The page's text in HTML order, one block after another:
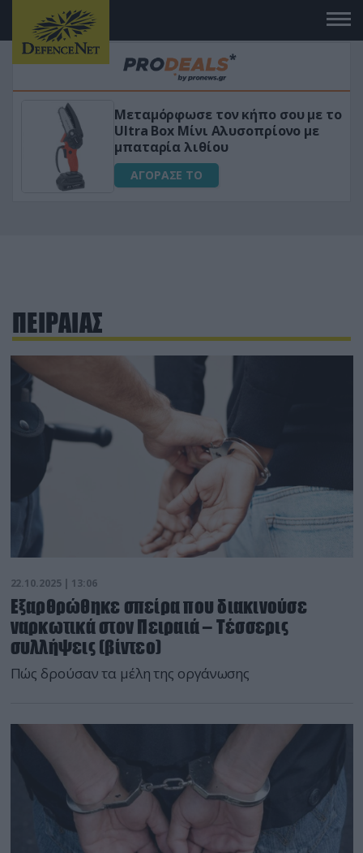
Μεταμόρφωσε τον κήπο σου με το
Ultra Box Μίνι Αλυσοπρίονο με
μπαταρία λιθίου
ΑΓΟΡΑΣΕ ΤΟ
ΠΕΙΡΑΙΑΣ
22.10.2025 | 13:06
Εξαρθρώθηκε σπείρα που διακινούσε
ναρκωτικά στον Πειραιά – Τέσσερις
συλλήψεις (βίντεο)
Πώς δρούσαν τα μέλη της οργάνωσης